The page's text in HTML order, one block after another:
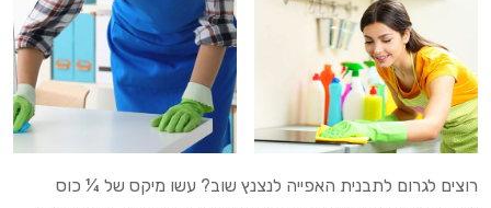
רוצים לגרום לתבנית האפייה לנצנץ שוב? עשו מיקס של ¼ כוס